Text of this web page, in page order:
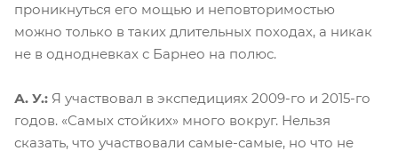
проникнуться его мощью и неповторимостью
можно только в таких длительных походах, а никак
не в однодневках с Барнео на полюс.
А. У.: Я участвовал в экспедициях 2009-го и 2015-го
годов. «Самых стойких» много вокруг. Нельзя
сказать, что участвовали самые-самые, но что не